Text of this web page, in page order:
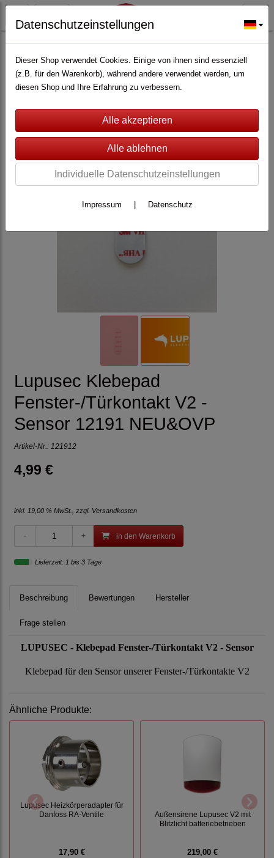
ALARMANLAGEN(362) Lupus Electronics(228)
Zubehör für Lupus XT(147)
Lupusec Klebepad
Fenster-/Türkontakt V2 -
Sensor 12191 NEU&OVP
Artikel-Nr.: 121912
4,99 €
inkl. 19,00 % MwSt., zzgl. Versandkosten
in den Warenkorb
Lieferzeit: 1 bis 3 Tage
Beschreibung Bewertungen Hersteller
Frage stellen
LUPUSEC - Klebepad Fenster-/Türkontakt V2 - Sensor
Klebepad für den Sensor unserer Fenster-/Türkontakte V2
Ähnliche Produkte:
Lupusec Heizkörperadapter für
Danfoss RA-Ventile
17,90 €
Außensirene Lupusec V2 mit
Blitzlicht batteriebetrieben
219,00 €
Datenschutzeinstellungen
Dieser Shop verwendet Cookies. Einige von ihnen sind essenziell
(z.B. für den Warenkorb), während andere verwendet werden, um
diesen Shop und Ihre Erfahrung zu verbessern.
Individuelle Datenschutzeinstellungen
Impressum Datenschutz